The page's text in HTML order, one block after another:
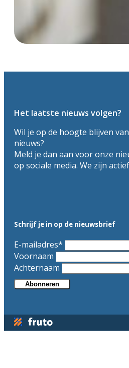
Het laatste nieuws volgen?
Wil je op de hoogte blijven
nieuws?
Meld je dan aan voor onze
op sociale media. We zijn
Schrijf je in op de nieuwsbrief
E-mailadres*
Voornaam
Achternaam
Abonneren